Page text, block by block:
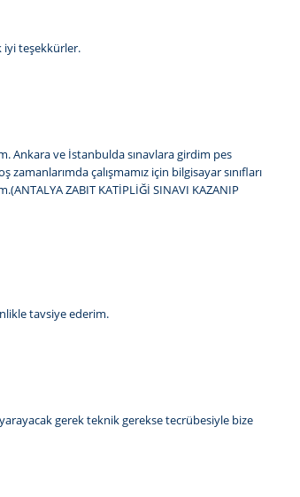
iyi teşekkürler.
Ankara ve İstanbulda sınavlara girdim pes
çalışmamız için bilgisayar sınıfları
ZABIT KATİPLİĞİ SINAVI KAZANIP
tavsiye ederim.
gerek teknik gerekse tecrübesiyle bize